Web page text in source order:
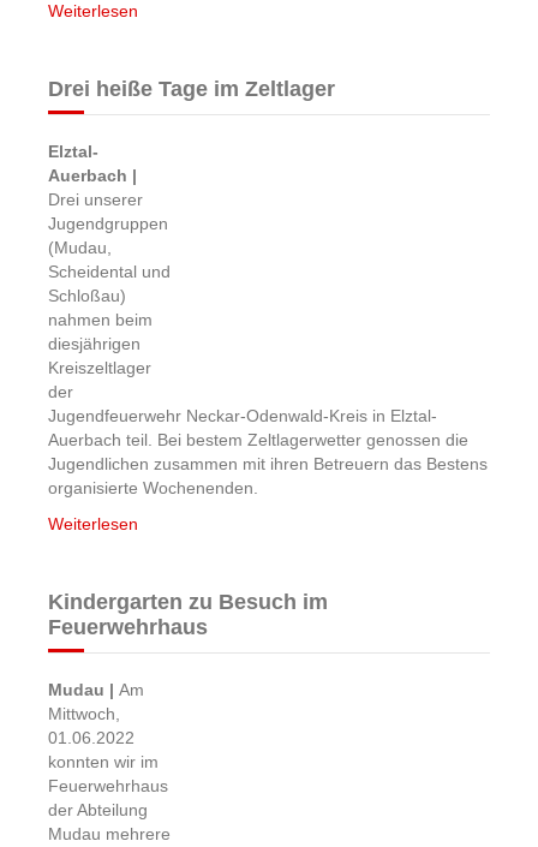
Weiterlesen
Drei heiße Tage im Zeltlager
Elztal-
Auerbach |
Drei unserer
Jugendgruppen
(Mudau,
Scheidental und
Schloßau)
nahmen beim
diesjährigen
Kreiszeltlager
der
Jugendfeuerwehr Neckar-Odenwald-Kreis in Elztal-
Auerbach teil. Bei bestem Zeltlagerwetter genossen die
Jugendlichen zusammen mit ihren Betreuern das Bestens
organisierte Wochenenden.
Weiterlesen
Kindergarten zu Besuch im
Feuerwehrhaus
Mudau | Am
Mittwoch,
01.06.2022
konnten wir im
Feuerwehrhaus
der Abteilung
Mudau mehrere